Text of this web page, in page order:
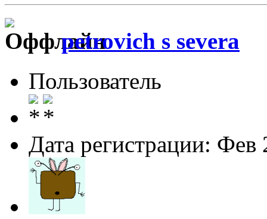
petrovich s severa
Пользователь
Дата регистрации: Фев